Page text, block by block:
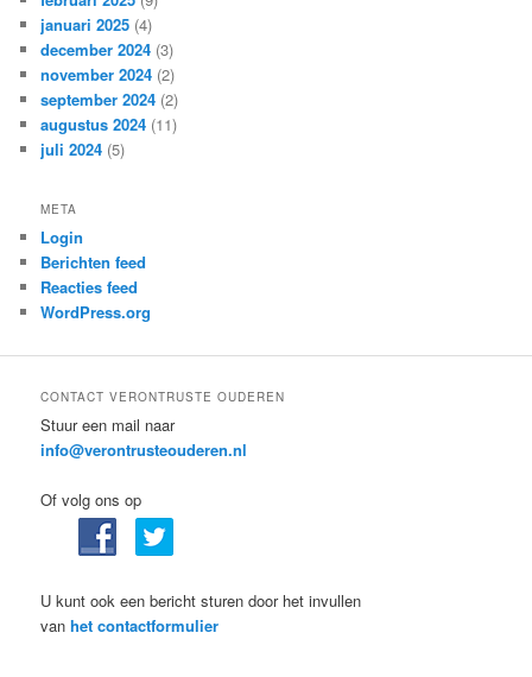
januari 2025 (4)
december 2024 (3)
november 2024 (2)
september 2024 (2)
augustus 2024 (11)
juli 2024 (5)
META
Login
Berichten feed
Reacties feed
WordPress.org
CONTACT VERONTRUSTE OUDEREN
Stuur een mail naar
info@verontrusteouderen.nl
Of volg ons op
U kunt ook een bericht sturen door het invullen
vanhet contactformulier